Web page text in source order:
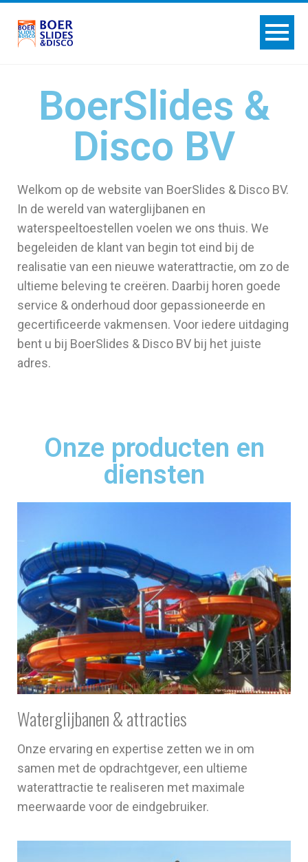
BoerSlides &
Disco BV
Welkom op de website van BoerSlides & Disco BV.
In de wereld van waterglijbanen en
waterspeeltoestellen voelen we ons thuis. We
begeleiden de klant van begin tot eind bij de
realisatie van een nieuwe waterattractie, om zo de
ultieme beleving te creëren. Daarbij horen goede
service & onderhoud door gepassioneerde en
gecertificeerde vakmensen. Voor iedere uitdaging
bent u bij BoerSlides & Disco BV bij het juiste
adres.
Onze producten en
diensten
Waterglijbanen & attracties
Onze ervaring en expertise zetten we in om
samen met de opdrachtgever, een ultieme
waterattractie te realiseren met maximale
meerwaarde voor de eindgebruiker.